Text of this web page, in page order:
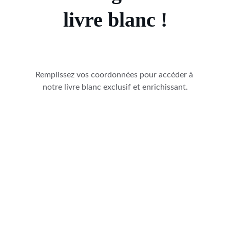
livre blanc !
Remplissez vos coordonnées pour accéder à
notre livre blanc exclusif et enrichissant.